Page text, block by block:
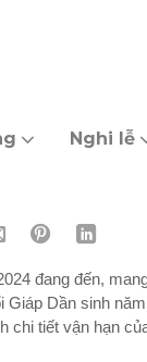
Nghi lễ
đang đến,
Giáp Dần sinh
chi tiết vận hạn